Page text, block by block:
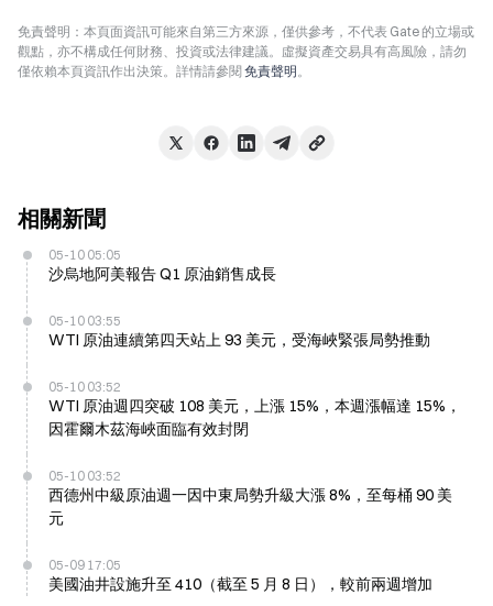
免責聲明：本頁面資訊可能來自第三方來源，僅供參考，不代表 Gate 的立場或
觀點，亦不構成任何財務、投資或法律建議。虛擬資產交易具有高風險，請勿
僅依賴本頁資訊作出決策。詳情請參閱 免責聲明。
相關新聞
05-10 05:05
沙烏地阿美報告 Q1 原油銷售成長
05-10 03:55
WTI 原油連續第四天站上 93 美元，受海峽緊張局勢推動
05-10 03:52
WTI 原油週四突破 108 美元，上漲 15%，本週漲幅達 15%，
因霍爾木茲海峽面臨有效封閉
05-10 03:52
西德州中級原油週一因中東局勢升級大漲 8%，至每桶 90 美
元
05-09 17:05
美國油井設施升至 410（截至 5 月 8 日），較前兩週增加